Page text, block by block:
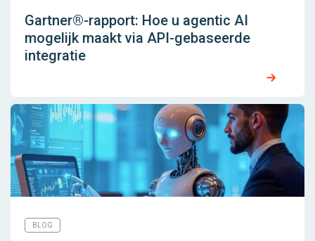
Gartner®-rapport: Hoe u agentic AI
mogelijk maakt via API-gebaseerde
integratie
BLOG